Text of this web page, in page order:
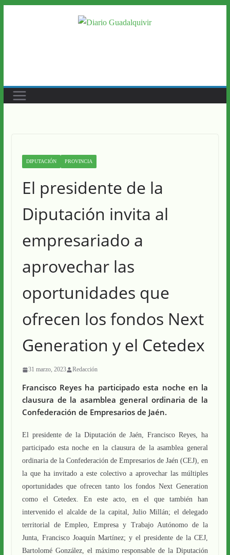
DIPUTACIÓN PROVINCIA
El presidente de la
Diputación invita al
empresariado a
aprovechar las
oportunidades que
ofrecen los fondos Next
Generation y el Cetedex
31 marzo, 2023 Redacción
Francisco Reyes ha participado esta noche en la
clausura de la asamblea general ordinaria de la
Confederación de Empresarios de Jaén.
El presidente de la Diputación de Jaén, Francisco Reyes, ha
participado esta noche en la clausura de la asamblea general
ordinaria de la Confederación de Empresarios de Jaén (CEJ), en
la que ha invitado a este colectivo a aprovechar las múltiples
oportunidades que ofrecen tanto los fondos Next Generation
como el Cetedex. En este acto, en el que también han
intervenido el alcalde de la capital, Julio Millán; el delegado
territorial de Empleo, Empresa y Trabajo Autónomo de la
Junta, Francisco Joaquín Martínez; y el presidente de la CEJ,
Bartolomé González, el máximo responsable de la Diputación